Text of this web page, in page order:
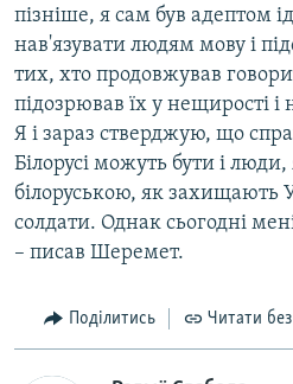
пізніше, я сам був адептом
нав'язувати людям мову і
тих, хто продовжував
підозрював їх у нещирості і
Я і зараз стверджую, що
Білорусі можуть бути і люди,
білоруською, як захищають
солдати. Однак сьогодні
– писав Шеремет.
Поділитись Читати